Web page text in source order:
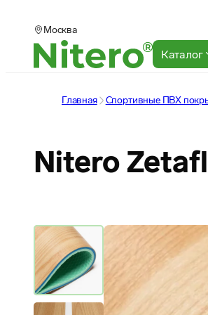
Москва
Каталог
Главная Спортивные ПВХ
Nitero